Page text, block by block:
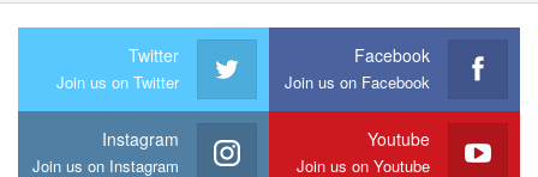
Facebook
Join us on Facebook
Twitter
Join us on Twitter
Youtube
Join us on Youtube
Instagram
Join us on Instagram